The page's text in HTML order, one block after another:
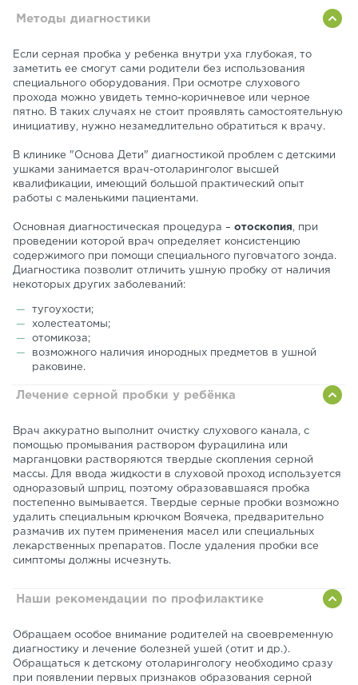
Методы диагностики
Если серная пробка у ребенка внутри уха глубокая, то
заметить ее смогут сами родители без использования
специального оборудования. При осмотре слухового
прохода можно увидеть темно-коричневое или черное
пятно. В таких случаях не стоит проявлять самостоятельную
инициативу, нужно незамедлительно обратиться к врачу.
В клинике "Основа Дети" диагностикой проблем с детскими
ушками занимается врач-отоларинголог высшей
квалификации, имеющий большой практический опыт
работы с маленькими пациентами.
Основная диагностическая процедура – отоскопия , при
проведении которой врач определяет консистенцию
содержимого при помощи специального пуговчатого зонда.
Диагностика позволит отличить ушную пробку от наличия
некоторых других заболеваний:
тугоухости;
холестеатомы;
отомикоза;
возможного наличия инородных предметов в ушной
раковине.
Лечение серной пробки у ребёнка
Врач аккуратно выполнит очистку слухового канала, с
помощью промывания раствором фурацилина или
марганцовки растворяются твердые скопления серной
массы. Для ввода жидкости в слуховой проход используется
одноразовый шприц, поэтому образовавшаяся пробка
постепенно вымывается. Твердые серные пробки возможно
удалить специальным крючком Воячека, предварительно
размачив их путем применения масел или специальных
лекарственных препаратов. После удаления пробки все
симптомы должны исчезнуть.
Наши рекомендации по профилактике
Обращаем особое внимание родителей на своевременную
диагностику и лечение болезней ушей (отит и др.).
Обращаться к детскому отоларингологу необходимо сразу
при появлении первых признаков образования серной